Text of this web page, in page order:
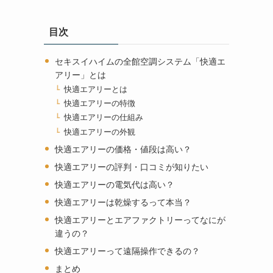
目次
セキスイハイムの全館空調システム「快適エ
アリー」とは
快適エアリーとは
快適エアリーの特徴
快適エアリーの仕組み
快適エアリーの外観
快適エアリーの価格・値段は高い？
快適エアリーの評判・口コミが知りたい
快適エアリーの電気代は高い？
快適エアリーは乾燥するって本当？
快適エアリーとエアファクトリーってなにが
違うの？
快適エアリーって遠隔操作できるの？
まとめ